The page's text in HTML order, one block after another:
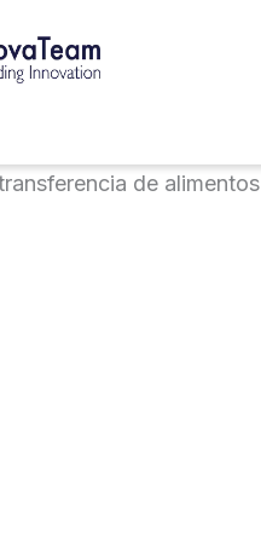
de alimentos